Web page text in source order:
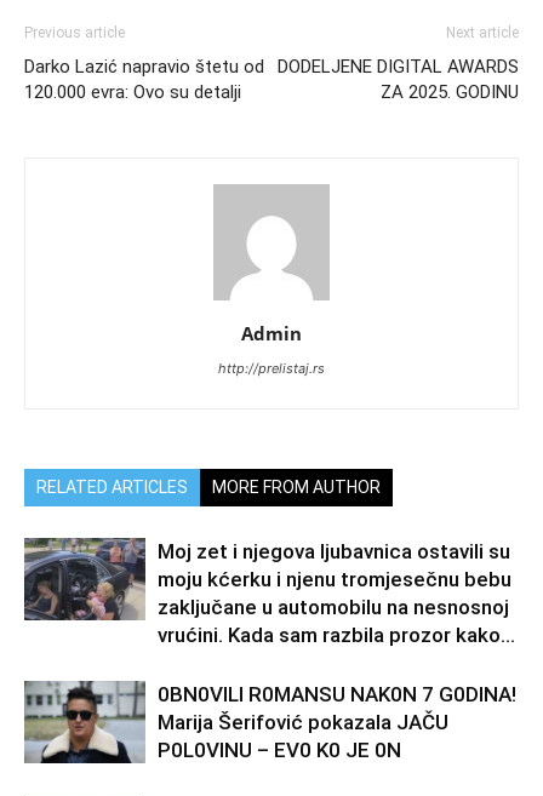
Previous article
Darko Lazić napravio štetu od
120.000 evra: Ovo su detalji
Next article
DODELJENE DIGITAL AWARDS
ZA 2025. GODINU
Admin
http://prelistaj.rs
RELATED ARTICLES MORE FROM AUTHOR
Moj zet i njegova ljubavnica ostavili su
moju kćerku i njenu tromjesečnu bebu
zaključane u automobilu na nesnosnoj
vrućini. Kada sam razbila prozor kako...
0BN0VlLl R0MANSU NAK0N 7 G0DlNA!
Marija Šerifović pokazala JAČU
P0L0VINU – EV0 K0 JE 0N